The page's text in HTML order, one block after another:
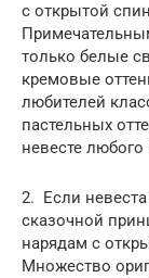
с открытой
только белые
кремовые
любителей
пастельных
невесте любого
2. Если невеста
сказочной
нарядам с
Множество